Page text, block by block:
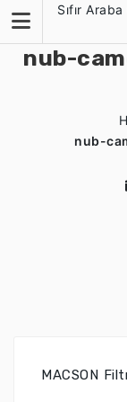
content
Sıfır
nub-
nub-
MACSON